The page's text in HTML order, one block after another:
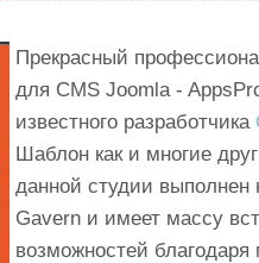
Прекрасный
для CMS Joomla -
известного разработчика
Шаблон как и многие
данной студии выполнен
Gavern и имеет массу
возможностей